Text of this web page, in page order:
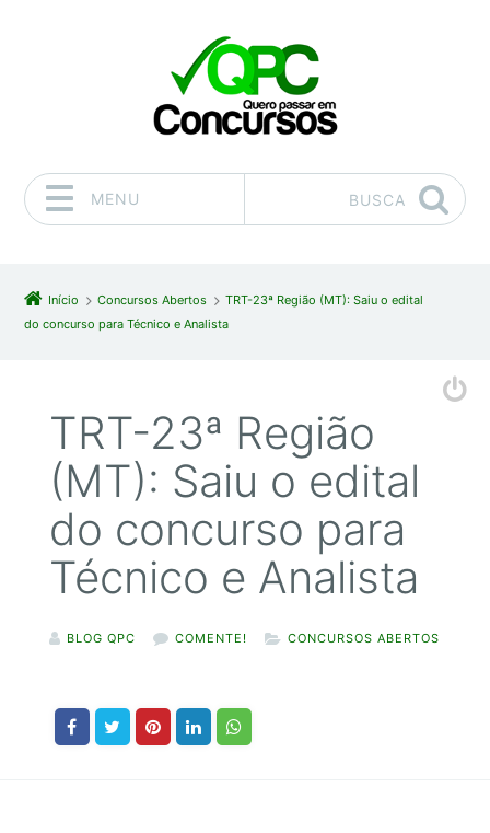
MENU BUSCA
Início Concursos Abertos
TRT-23ª Região (MT): Saiu o edital
do concurso para Técnico e Analista
TRT-23ª Região
(MT): Saiu o edital
do concurso para
Técnico e Analista
BLOG QPC COMENTE! CONCURSOS ABERTOS